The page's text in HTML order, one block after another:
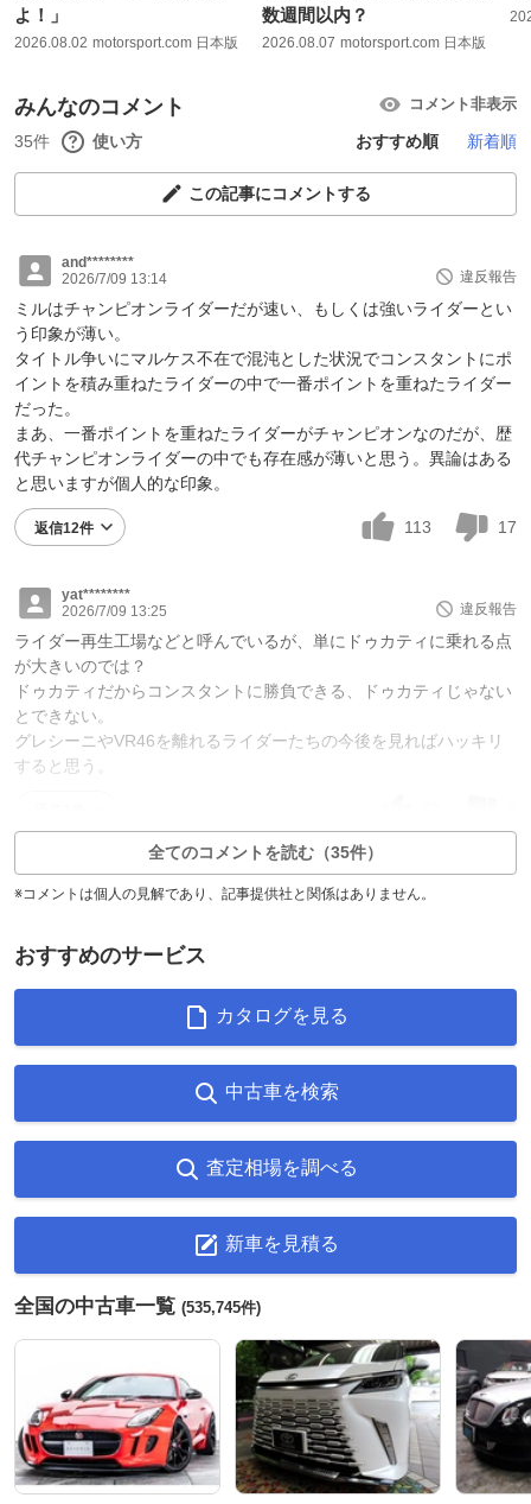
よ！」
2026.08.02 motorsport.com 日本版
数週間以内？
2026.08.07 motorsport.com 日本版
みんなのコメント コメント非表示
35件 使い方 おすすめ順 新着順
この記事にコメントする
and********
2026/7/09 13:14
違反報告
ミルはチャンピオンライダーだが速い、もしくは強いライダーとい
う印象が薄い。
タイトル争いにマルケス不在で混沌とした状況でコンスタントにポ
イントを積み重ねたライダーの中で一番ポイントを重ねたライダー
だった。
まあ、一番ポイントを重ねたライダーがチャンピオンなのだが、歴
代チャンピオンライダーの中でも存在感が薄いと思う。異論はある
と思いますが個人的な印象。
返信12件 113 17
yat********
2026/7/09 13:25
違反報告
ライダー再生工場などと呼んでいるが、単にドゥカティに乗れる点
が大きいのでは？
ドゥカティだからコンスタントに勝負できる、ドゥカティじゃない
とできない。
グレシーニやVR46を離れるライダーたちの今後を見ればハッキリ
すると思う。
全てのコメントを読む（35件）
※コメントは個人の見解であり、記事提供社と関係はありません。
おすすめのサービス
カタログを見る
中古車を検索
査定相場を調べる
新車を見積る
全国の中古車一覧 (535,745件)